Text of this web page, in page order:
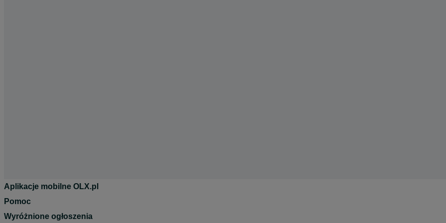
Aplikacje mobilne OLX.pl
Pomoc
Wyróżnione ogłoszenia